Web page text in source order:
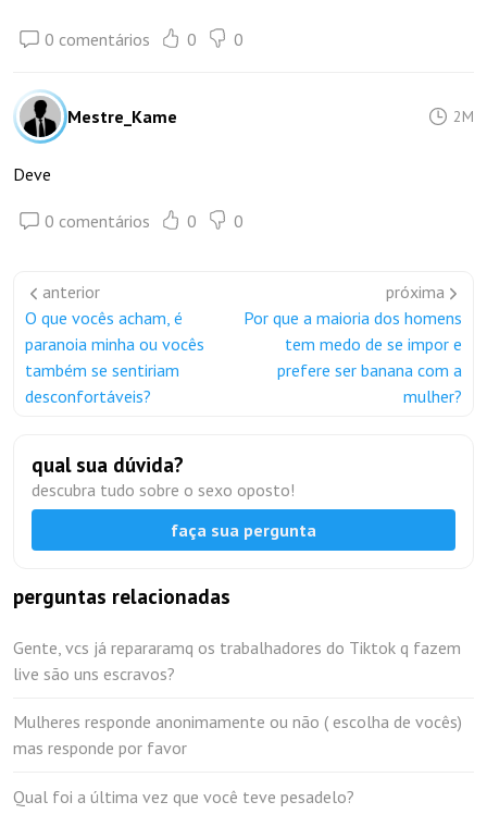
0 comentários 0 0
Mestre_Kame 2M
Deve
0 comentários 0 0
anterior
O que vocês acham, é
paranoia minha ou vocês
também se sentiriam
desconfortáveis?
próxima
Por que a maioria dos homens
tem medo de se impor e
prefere ser banana com a
mulher?
qual sua dúvida?
descubra tudo sobre o sexo oposto!
faça sua pergunta
perguntas relacionadas
Gente, vcs já repararamq os trabalhadores do Tiktok q fazem
live são uns escravos?
Mulheres responde anonimamente ou não ( escolha de vocês)
mas responde por favor
Qual foi a última vez que você teve pesadelo?